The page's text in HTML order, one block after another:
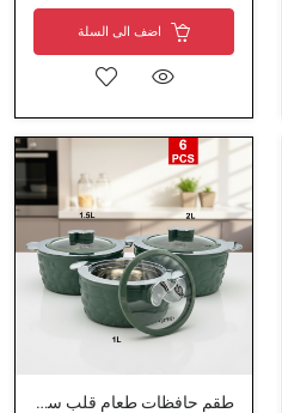
اضف الى السلة
طقم حافظات طعام قلب ستيل نوعية ممتازة